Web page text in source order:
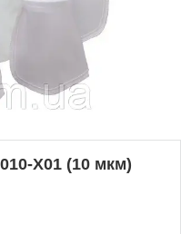
X01 (10 мкм)